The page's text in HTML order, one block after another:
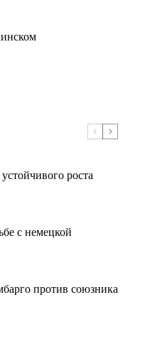
роста
с немецкой
против союзника